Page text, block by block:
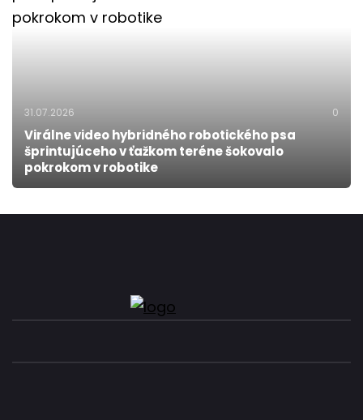
31.07.2026 0
Virálne video hybridného robotického psa
šprintujúceho v ťažkom teréne šokovalo
pokrokom v robotike